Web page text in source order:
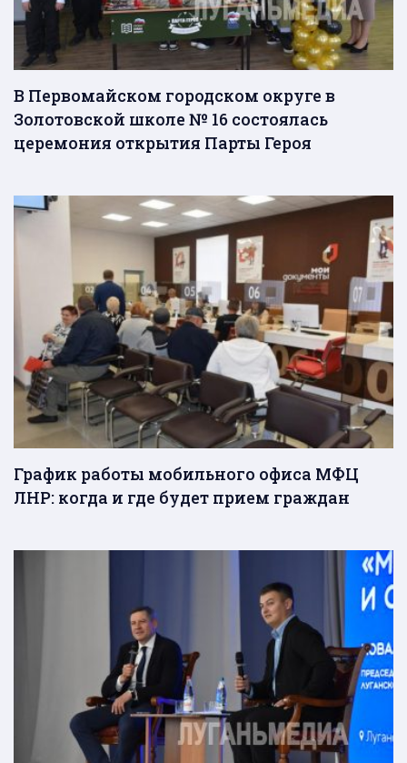
В Первомайском городском округе в
Золотовской школе № 16 состоялась
церемония открытия Парты Героя
График работы мобильного офиса МФЦ
ЛНР: когда и где будет прием граждан